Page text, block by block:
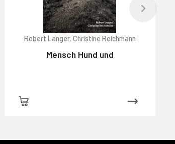
Robert Langer, Christine Reichmann
Mensch Hund und